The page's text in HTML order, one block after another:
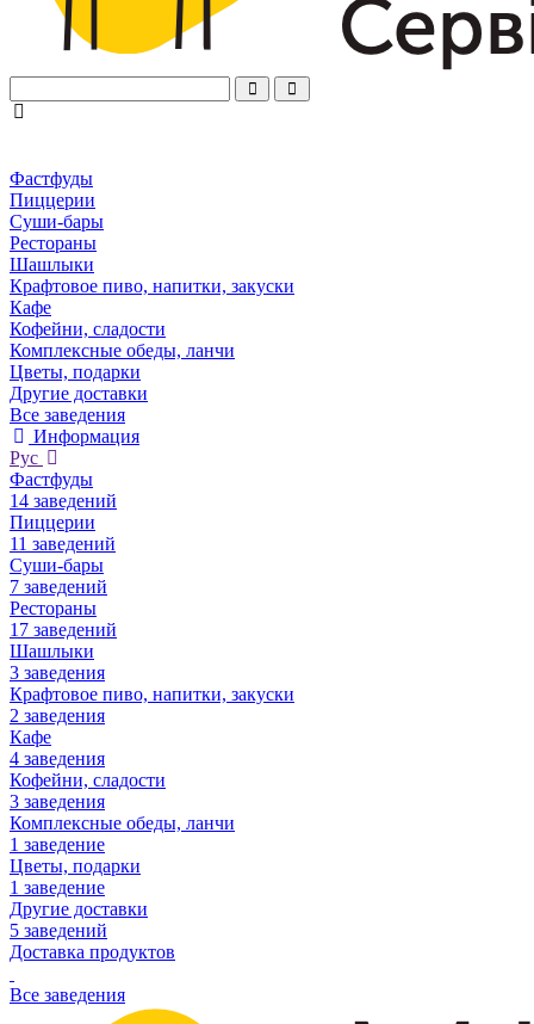
Фастфуды
Пиццерии
Суши-бары
Рестораны
Шашлыки
Крафтовое пиво, напитки, закуски
Кафе
Кофейни, сладости
Комплексные обеды, ланчи
Цветы, подарки
Другие доставки
Все заведения
Информация
Рус
Фастфуды
14 заведений
Пиццерии
11 заведений
Суши-бары
7 заведений
Рестораны
17 заведений
Шашлыки
3 заведения
Крафтовое пиво, напитки, закуски
2 заведения
Кафе
4 заведения
Кофейни, сладости
3 заведения
Комплексные обеды, ланчи
1 заведение
Цветы, подарки
1 заведение
Другие доставки
5 заведений
Доставка продуктов
Все заведения